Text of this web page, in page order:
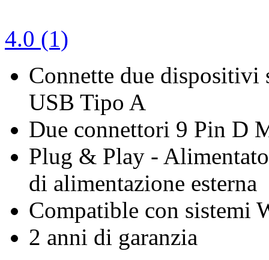
4.0 (1)
Connette due dispositivi
USB Tipo A
Due connettori 9 Pin D
Plug & Play -
di alimentazione esterna
Compatible con sistemi
2 anni di garanzia